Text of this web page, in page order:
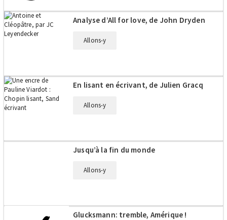
Analyse d’All for love, de John Dryden
Allons-y
En lisant en écrivant, de Julien Gracq
Allons-y
Jusqu’à la fin du monde
Allons-y
Glucksmann: tremble, Amérique !